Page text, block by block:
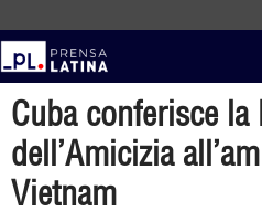
Cuba conferisce la
dell’Amicizia
Vietnam